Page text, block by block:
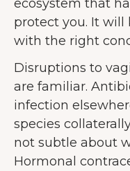
ecosystem that
protect you. It will
with the right
Disruptions to
are familiar.
infection
species
not subtle about
Hormonal